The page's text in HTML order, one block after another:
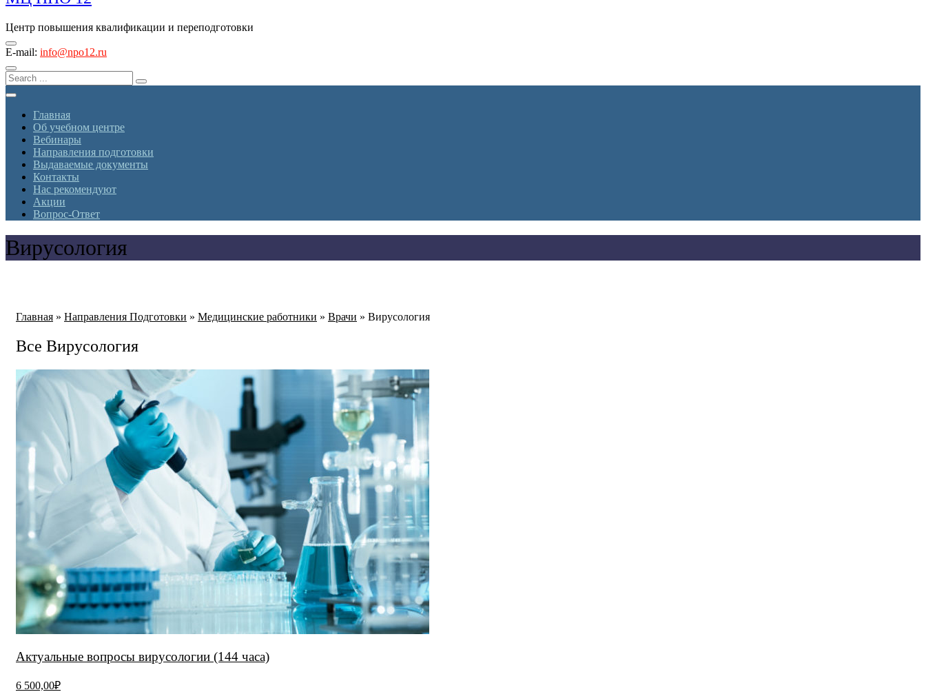
Центр повышения квалификации и переподготовки
E-mail: info@npo12.ru
Главная
Об учебном центре
Вебинары
Направления подготовки
Выдаваемые документы
Контакты
Нас рекомендуют
Акции
Вопрос-Ответ
Вирусология
Главная » Направления Подготовки » Медицинские работники » Врачи » Вирусология
Все Вирусология
Актуальные вопросы вирусологии (144 часа)
6 500,00₽